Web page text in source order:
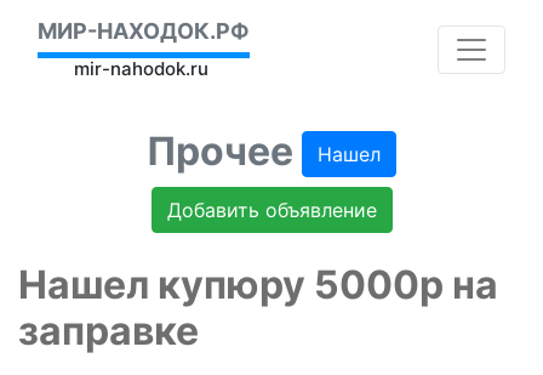
МИР-НАХОДОК.РФ
mir-nahodok.ru
Прочее Нашел
Добавить объявление
Нашел купюру 5000р на
заправке